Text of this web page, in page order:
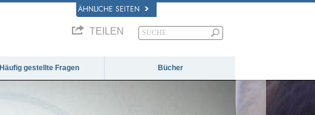
ÄHNLICHE SEITEN
TEILEN
Häufig gestellte Fragen Bücher